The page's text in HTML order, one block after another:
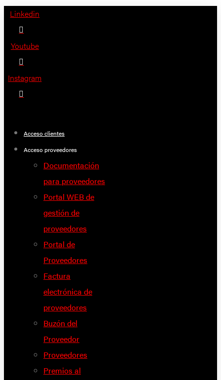
Saltar
contenido
Linkedin
Youtube
Instagram
Acceso clientes
Acceso proveedores
Documentación
para proveedores
Portal WEB de
gestión de
proveedores
Portal de
Proveedores
Factura
electrónica de
proveedores
Buzón del
Proveedor
Proveedores
Premios al